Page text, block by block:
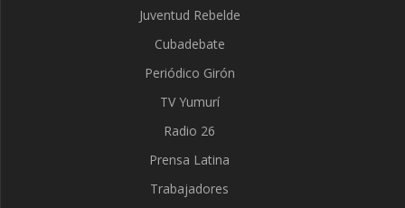
Juventud Rebelde
Cubadebate
Periódico Girón
TV Yumurí
Radio 26
Prensa Latina
Trabajadores